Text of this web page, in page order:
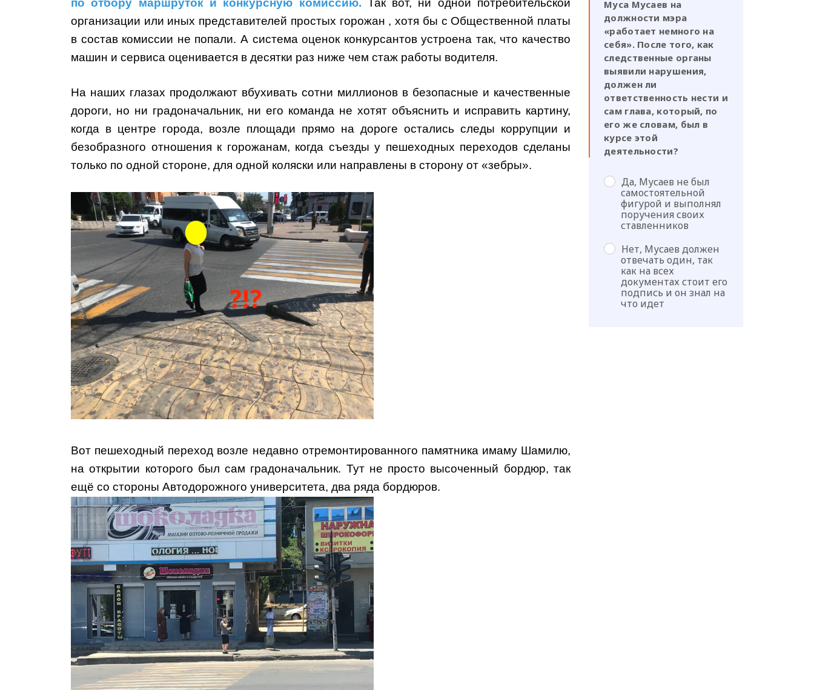
по отбору маршруток и конкурсную комиссию. Так вот, ни одной потребительской
организации или иных представителей простых горожан , хотя бы с Общественной платы
в состав комиссии не попали. А система оценок конкурсантов устроена так, что качество
машин и сервиса оценивается в десятки раз ниже чем стаж работы водителя.
На наших глазах продолжают вбухивать сотни миллионов в безопасные и качественные
дороги, но ни градоначальник, ни его команда не хотят объяснить и исправить картину,
когда в центре города, возле площади прямо на дороге остались следы коррупции и
безобразного отношения к горожанам, когда съезды у пешеходных переходов сделаны
только по одной стороне, для одной коляски или направлены в сторону от «зебры».
Вот пешеходный переход возле недавно отремонтированного памятника имаму Шамилю,
на открытии которого был сам градоначальник. Тут не просто высоченный бордюр, так
ещё со стороны Автодорожного университета, два ряда бордюров.
Муса Мусаев на
должности мэра
«работает немного на
себя». После того, как
следственные органы
выявили нарушения,
должен ли
ответственность нести и
сам глава, который, по
его же словам, был в
курсе этой
деятельности?
Да, Мусаев не был
самостоятельной
фигурой и выполнял
поручения своих
ставленников
Нет, Мусаев должен
отвечать один, так
как на всех
документах стоит его
подпись и он знал на
что идет